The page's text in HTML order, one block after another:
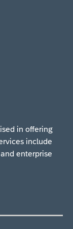
in offering
include
enterprise